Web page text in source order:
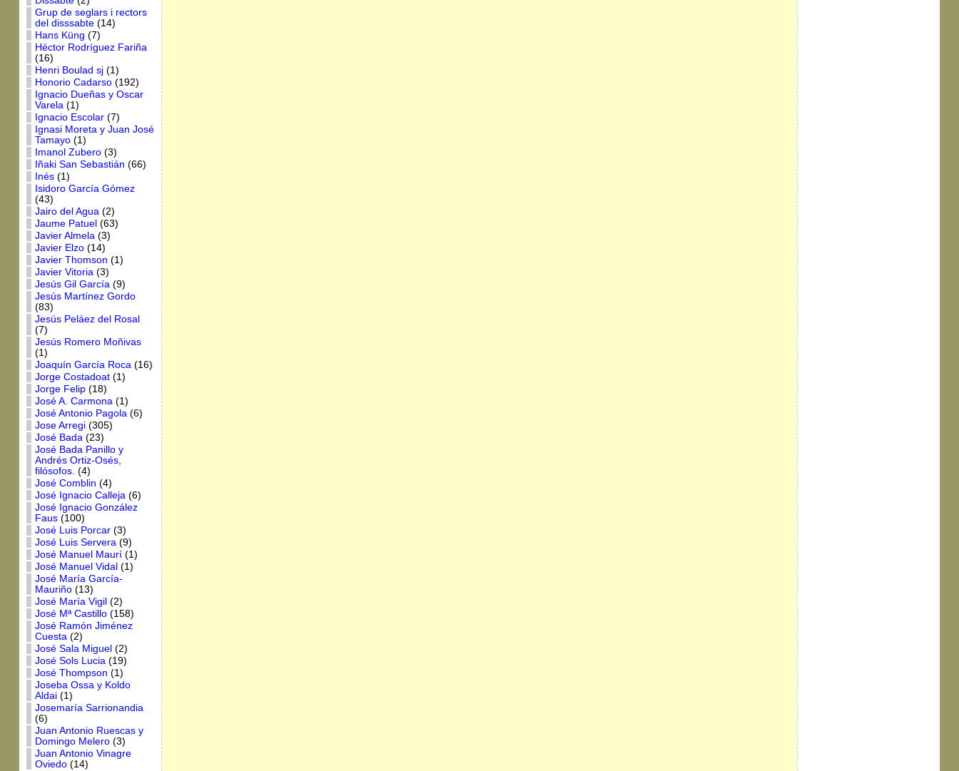
Grup de seglars i rectors
del disssabte(14)
Hans Küng (7)
Héctor Rodríguez Fariña
(16)
Henri Boulad sj(1)
Honorio Cadarso(192)
Ignacio Dueñas y Oscar
Varela(1)
Ignacio Escolar(7)
Ignasi Moreta y Juan José
Tamayo(1)
Imanol Zubero(3)
Iñaki San Sebastián (66)
Inés(1)
Isidoro García Gómez
(43)
Jairo del Agua(2)
Jaume Patuel (63)
Javier Almela(3)
Javier Elzo(14)
Javier Thomson (1)
Javier Vitoria(3)
Jesús Gil García(9)
Jesús Martínez Gordo
(83)
Jesús Peláez del Rosal
(7)
Jesús Romero Moñivas
(1)
Joaquín García Roca(16)
Jorge Costadoat(1)
Jorge Felip(18)
José A. Carmona(1)
José Antonio Pagola(6)
Jose Arregi(305)
José Bada(23)
José Bada Panillo y
Andrés Ortiz-Osés,
filósofos. (4)
José Comblin (4)
José Ignacio Calleja(6)
José Ignacio González
Faus(100)
José Luis Porcar(3)
José Luis Servera(9)
José Manuel Maurí(1)
José Manuel Vidal (1)
José María García-
Mauriño(13)
José María Vigil (2)
José Mª Castillo(158)
José Ramón Jiménez
Cuesta(2)
José Sala Miguel (2)
José Sols Lucia(19)
José Thompson (1)
Joseba Ossa y Koldo
Aldai(1)
Josemaría Sarrionandia
(6)
Juan Antonio Ruescas y
Domingo Melero(3)
Juan Antonio Vinagre
Oviedo(14)